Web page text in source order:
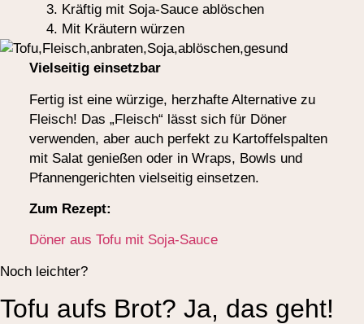
Kräftig mit Soja-Sauce ablöschen
Mit Kräutern würzen
Vielseitig einsetzbar
Fertig ist eine würzige, herzhafte Alternative zu
Fleisch! Das „Fleisch“ lässt sich für Döner
verwenden, aber auch perfekt zu Kartoffelspalten
mit Salat genießen oder in Wraps, Bowls und
Pfannengerichten vielseitig einsetzen.
Zum Rezept:
Döner aus Tofu mit Soja-Sauce
Noch leichter?
Tofu aufs Brot? Ja, das geht!